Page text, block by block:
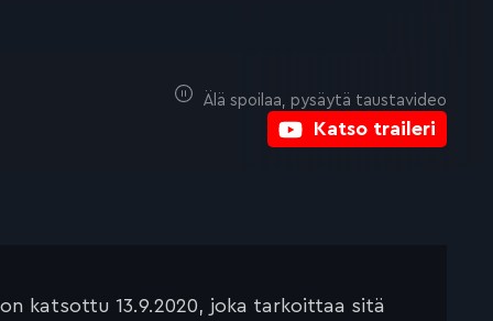
Katso traileri
Älä spoilaa, pysäytä taustavideo
katsottu 13.9.2020, joka tarkoittaa sitä